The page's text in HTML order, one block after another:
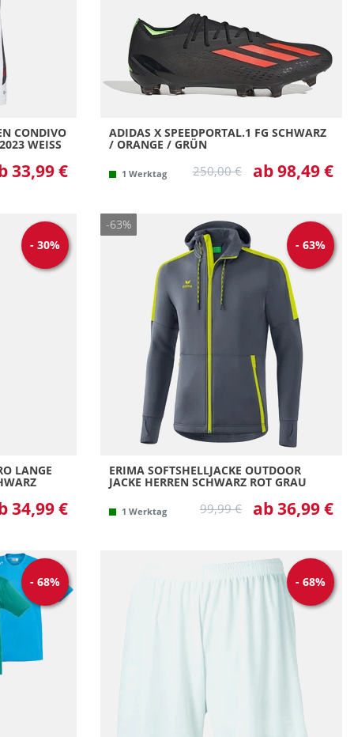
2
CONDIVO
WEISS /
33,99 €
ADIDAS X SPEEDPORTAL.1 FG SCHWARZ
/ ORANGE / GRÜN
1 Werktag 250,00 € ab 98,49 €
- 30%
LANGE
34,99 €
- 63%
-63%
ERIMA SOFTSHELLJACKE OUTDOOR
JACKE HERREN SCHWARZ ROT GRAU
1 Werktag 99,99 € ab 36,99 €
- 68% - 68%